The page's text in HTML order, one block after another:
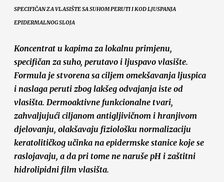
SPECIFIČAN ZA VLASIŠTE SA SUHOM PERUTI I KOD LJUSPANJA
EPIDERMALNOG SLOJA
Koncentrat u kapima za lokalnu primjenu,
specifičan za suho, perutavo i ljuspavo vlasište.
Formula je stvorena sa ciljem omekšavanja ljuspica
i naslaga peruti zbog lakšeg odvajanja iste od
vlasišta. Dermoaktivne funkcionalne tvari,
zahvaljujući ciljanom antigljivičnom i hranjivom
djelovanju, olakšavaju fiziološku normalizaciju
keratolitičkog učinka na epidermske stanice koje se
raslojavaju, a da pri tome ne naruše pH i zaštitni
hidrolipidni film vlasišta.